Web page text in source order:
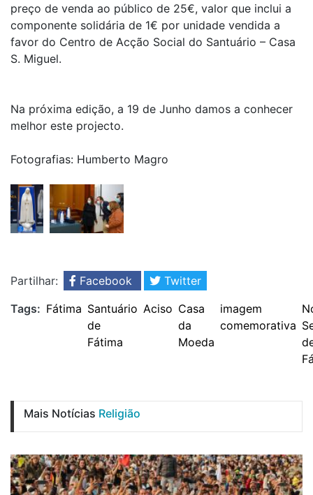
preço de venda ao público de 25€, valor que inclui a
componente solidária de 1€ por unidade vendida a
favor do Centro de Acção Social do Santuário – Casa
S. Miguel.
Na próxima edição, a 19 de Junho damos a conhecer
melhor este projecto.
Fotografias: Humberto Magro
Partilhar: Facebook
Twitter
Tags: Fátima Santuário
de
Fátima
Aciso Casa
da
Moeda
imagem
comemorativa
Mais Notícias Religião